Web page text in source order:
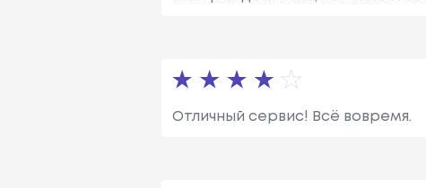
Отличный сервис! Всё вовремя.